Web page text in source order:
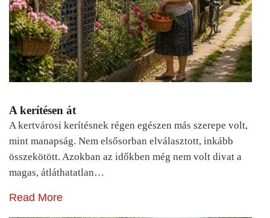
A kerítésen át
A kertvárosi kerítésnek régen egészen más szerepe volt,
mint manapság. Nem elsősorban elválasztott, inkább
összekötött. Azokban az időkben még nem volt divat a
magas, átláthatatlan…
Read More